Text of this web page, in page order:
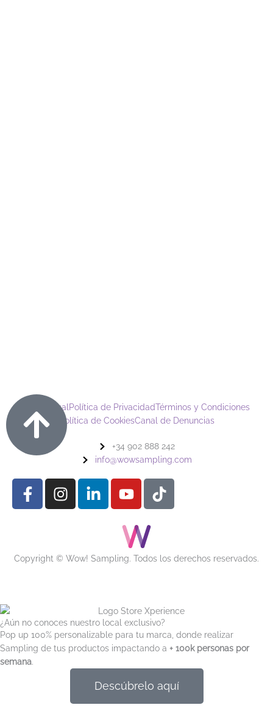
Aviso LegalPolítica de PrivacidadTérminos y Condiciones
Política de CookiesCanal de Denuncias
Copyright © Wow! Sampling. Todos los derechos reservados.
+34 902 888 242
info@wowsampling.com
F
a
o
f
I
n
g
i
d
-
i
n
Y
o
t
u
b
T
i
k
¿Aún no conoces nuestro local exclusivo?
Pop up 100% personalizable para tu marca, donde realizar
Sampling de tus productos impactando a + 100k personas por
semana.
Descúbrelo aquí